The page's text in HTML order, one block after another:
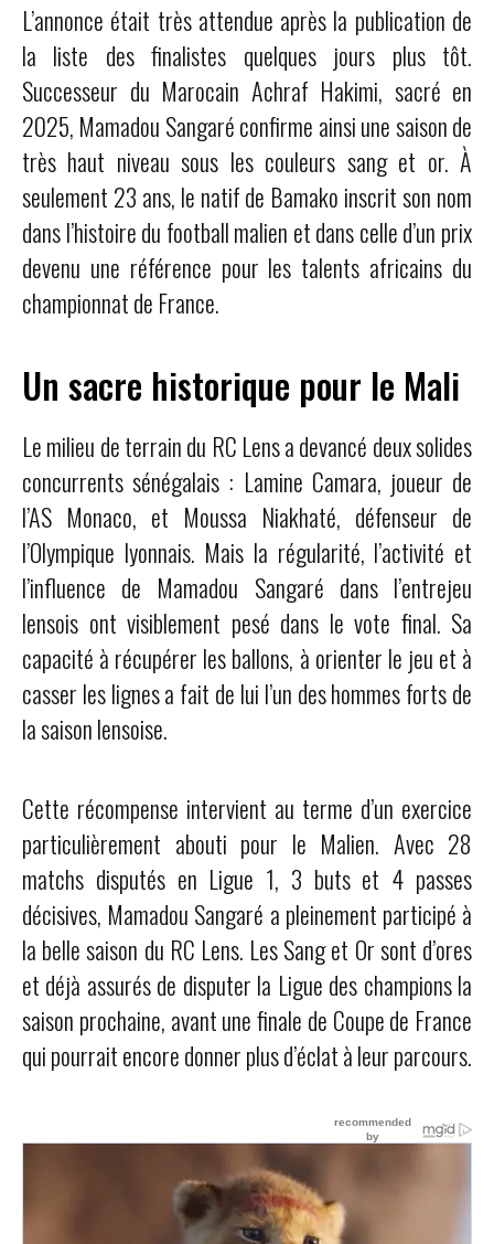
L’annonce était très attendue après la publication de
la liste des finalistes quelques jours plus tôt.
Successeur du Marocain Achraf Hakimi, sacré en
2025, Mamadou Sangaré confirme ainsi une saison de
très haut niveau sous les couleurs sang et or. À
seulement 23 ans, le natif de Bamako inscrit son nom
dans l’histoire du football malien et dans celle d’un prix
devenu une référence pour les talents africains du
championnat de France.
Un sacre historique pour le Mali
Le milieu de terrain du RC Lens a devancé deux solides
concurrents sénégalais : Lamine Camara, joueur de
l’AS Monaco, et Moussa Niakhaté, défenseur de
l’Olympique lyonnais. Mais la régularité, l’activité et
l’influence de Mamadou Sangaré dans l’entrejeu
lensois ont visiblement pesé dans le vote final. Sa
capacité à récupérer les ballons, à orienter le jeu et à
casser les lignes a fait de lui l’un des hommes forts de
la saison lensoise.
Cette récompense intervient au terme d’un exercice
particulièrement abouti pour le Malien. Avec 28
matchs disputés en Ligue 1, 3 buts et 4 passes
décisives, Mamadou Sangaré a pleinement participé à
la belle saison du RC Lens. Les Sang et Or sont d’ores
et déjà assurés de disputer la Ligue des champions la
saison prochaine, avant une finale de Coupe de France
qui pourrait encore donner plus d’éclat à leur parcours.